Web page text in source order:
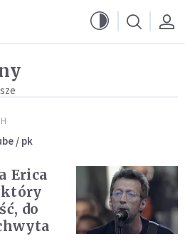
/ pk
Erica
który
do